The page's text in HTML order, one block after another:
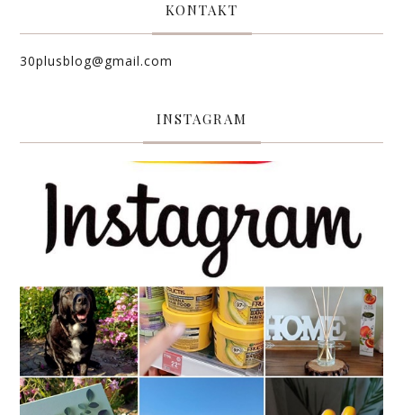
KONTAKT
30plusblog@gmail.com
INSTAGRAM